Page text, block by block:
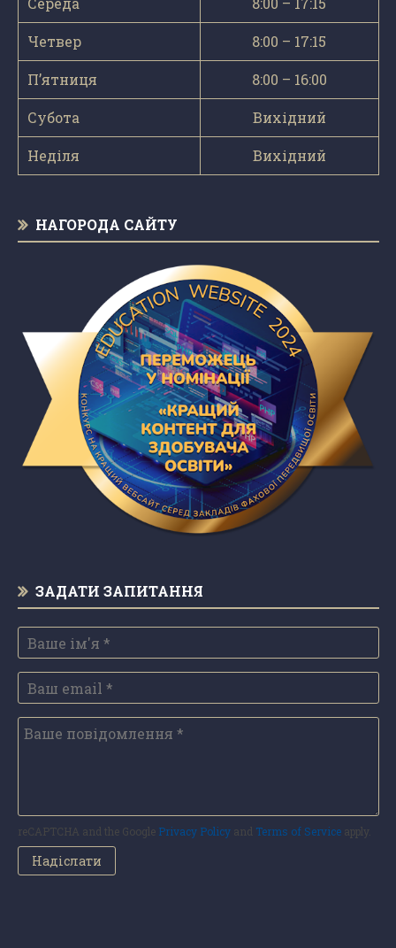
Четвер 8:00 – 17:15
П’ятниця 8:00 – 16:00
Субота Вихідний
Неділя Вихідний
НАГОРОДА САЙТУ
ЗАДАТИ ЗАПИТАННЯ
reCAPTCHA and the Google Privacy Policyand Terms of Serviceapply.